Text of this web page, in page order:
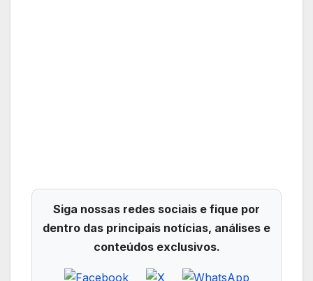
Siga nossas redes sociais e fique por
dentro das principais notícias, análises e
conteúdos exclusivos.